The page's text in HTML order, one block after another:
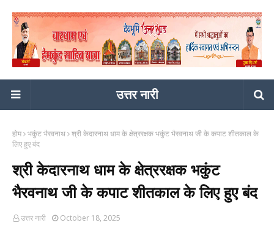
उत्तर नारी
होम भकुंट भैरवनाथ श्री केदारनाथ धाम के क्षेत्ररक्षक भकुंट भैरवनाथ जी के कपाट शीतकाल के
लिए हुए बंद
श्री केदारनाथ धाम के क्षेत्ररक्षक भकुंट
भैरवनाथ जी के कपाट शीतकाल के लिए हुए बंद
उत्तर नारी October 18, 2025